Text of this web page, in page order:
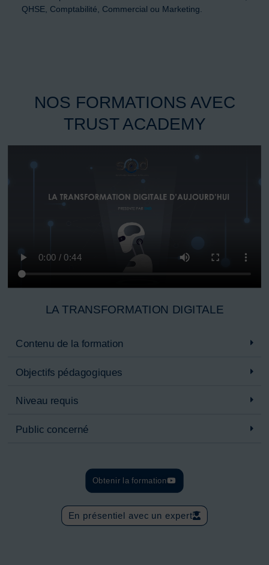
QHSE, Comptabilité, Commercial ou Marketing.
NOS FORMATIONS AVEC
TRUST ACADEMY
LA TRANSFORMATION DIGITALE
Contenu de la formation
Objectifs pédagogiques
Niveau requis
Public concerné
Obtenir la formation
En présentiel avec un expert